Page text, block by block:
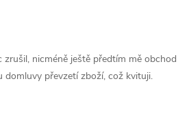
zrušil, nicméně ještě předtím mě obchod
domluvy převzetí zboží, což kvituji.